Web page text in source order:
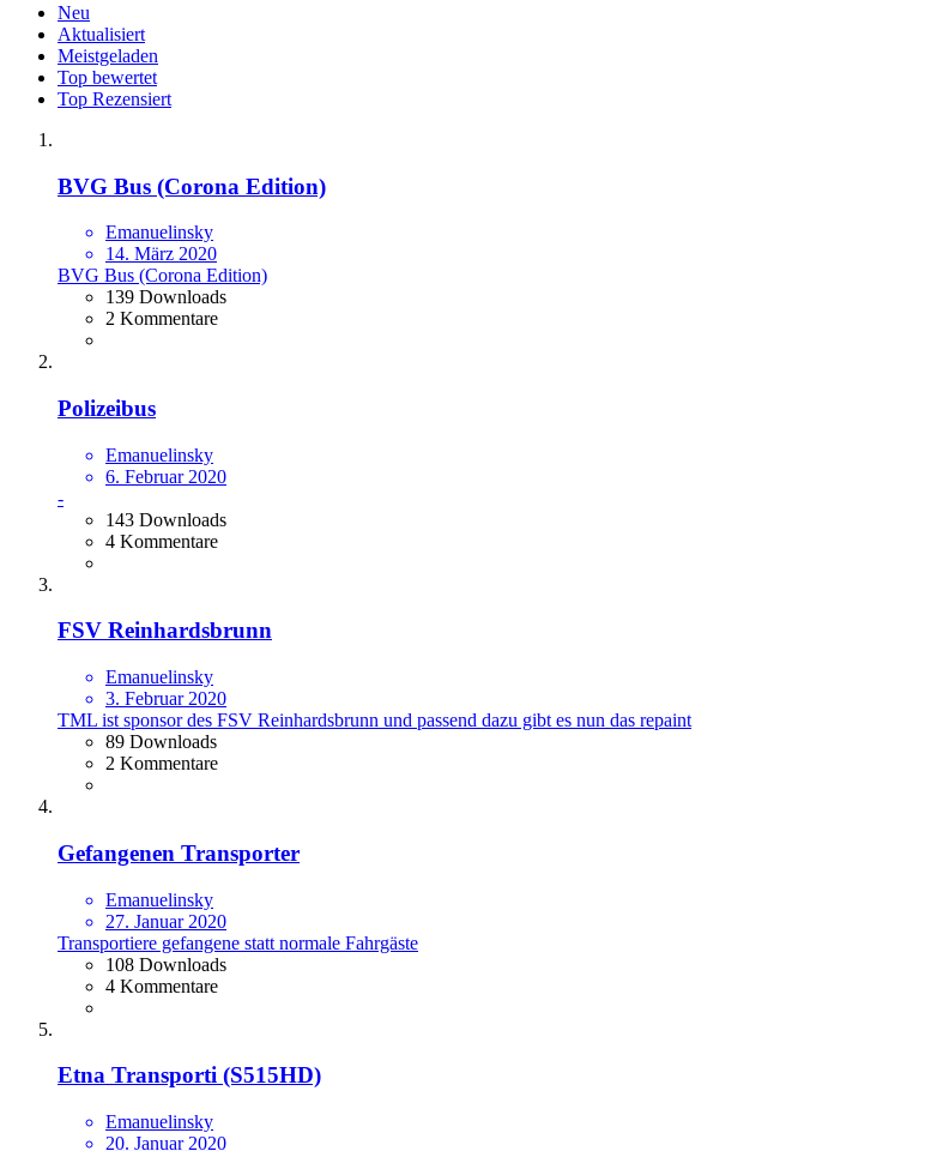
Neu
Aktualisiert
Meistgeladen
Top bewertet
Top Rezensiert
BVG Bus (Corona Edition)
Emanuelinsky
14. März 2020
BVG Bus (Corona Edition)
139 Downloads
2 Kommentare
Polizeibus
Emanuelinsky
6. Februar 2020
-
143 Downloads
4 Kommentare
FSV Reinhardsbrunn
Emanuelinsky
3. Februar 2020
TML ist sponsor des FSV Reinhardsbrunn und passend dazu gibt es nun das repaint
89 Downloads
2 Kommentare
Gefangenen Transporter
Emanuelinsky
27. Januar 2020
Transportiere gefangene statt normale Fahrgäste
108 Downloads
4 Kommentare
Etna Transporti (S515HD)
Emanuelinsky
20. Januar 2020